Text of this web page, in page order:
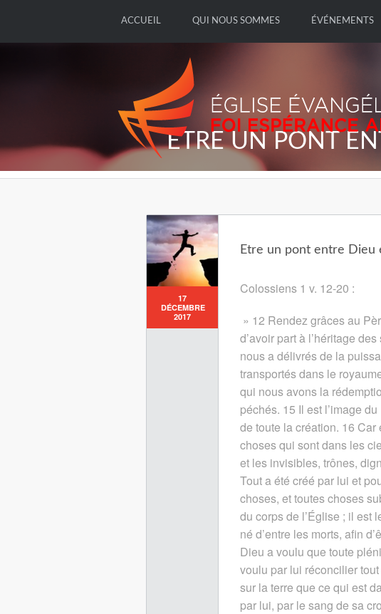
ACCUEIL QUI NOUS SOMMES ÉVÉNEMENTS
ETRE UN PONT
17
DÉCEMBRE
2017
Etre un pont entre Dieu
Colossiens 1 v. 12-20 :
» 12 Rendez grâces au
d’avoir part à l’héritage
nous a délivrés de la
transportés dans le
qui nous avons la
péchés. 15 Il est l’image
de toute la création. 16 Car
choses qui sont dans les
et les invisibles, trônes,
Tout a été créé par lui et
choses, et toutes choses
du corps de l’Église ; il est
né d’entre les morts, afin
Dieu a voulu que toute
voulu par lui réconcilier
sur la terre que ce qui est
par lui, par le sang de sa